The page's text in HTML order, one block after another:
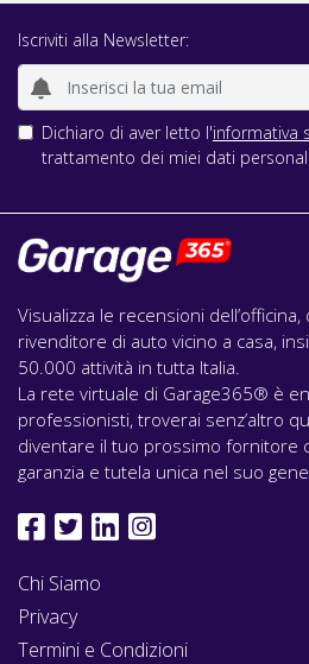
Iscriviti alla Newsletter:
Dichiaro di aver letto l'informativa
trattamento dei miei dati personali.
Visualizza le recensioni
rivenditore di auto vicino a casa,
50.000 attività in tutta Italia.
La rete virtuale di Garage365® è
professionisti, troverai senz’altro
diventare il tuo prossimo fornitore
garanzia e tutela unica nel suo
Chi Siamo
Privacy
Termini e Condizioni